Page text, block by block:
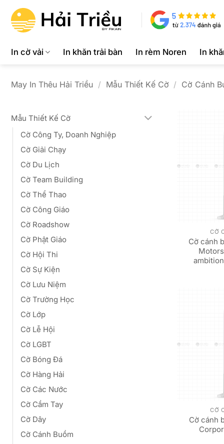
qua
In cờ vải In khăn trải bàn In rèm Noren In
May In Thêu Hải Triều / Mẫu Thiết Kế Cờ / Cờ Cánh
Mẫu Thiết Kế Cờ
Cờ Công Ty, Doanh Nghiệp
Cờ Giải Chạy
Cờ Du Lịch
Cờ Team Building
Cờ Thể Thao
Cờ Công Giáo
Cờ Roadshow
Cờ Phật Giáo
Cờ Hội Thi
Cờ Sự Kiện
Cờ Lưu Niệm
Cờ Trường Học
Cờ Lớp
Cờ Lễ Hội
Cờ LGBT
Cờ Bóng Đá
Cờ Hàng Hải
Cờ Các Nước
Cờ Cầm Tay
Cờ Dây
Cờ Cánh Buồm
CỜ
Cờ cánh
CỜ
Cờ cánh